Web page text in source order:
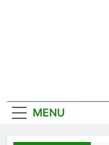
MENU